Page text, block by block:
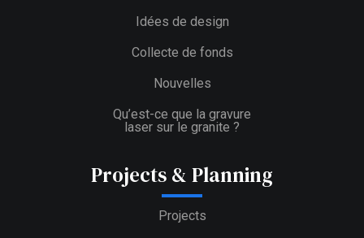
Idées de design
Collecte de fonds
Nouvelles
Qu’est-ce que la gravure
laser sur le granite ?
Projects & Planning
Projects